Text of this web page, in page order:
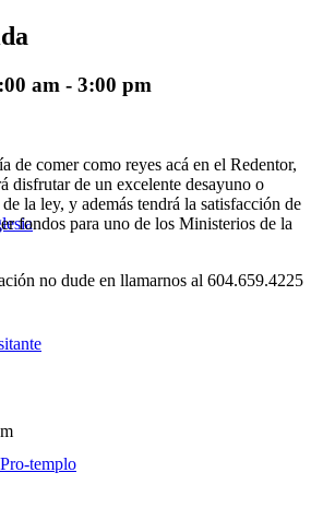
templo
am - 3:00 pm
de comer como reyes acá en el Redentor,
disfrutar de un excelente desayuno o
la ley, y además tendrá la satisfacción de
fondos para uno de los Ministerios de la
no dude en llamarnos al 604.659.4225